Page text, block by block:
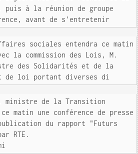
puis à la réunion de groupe
avant de s'entretenir
sociales entendra ce matin
la commission des Lois, M.
des Solidarités et de la
de loi portant diverses di
ministre de la Transition
matin une conférence de presse
du rapport "Futurs
RTE.